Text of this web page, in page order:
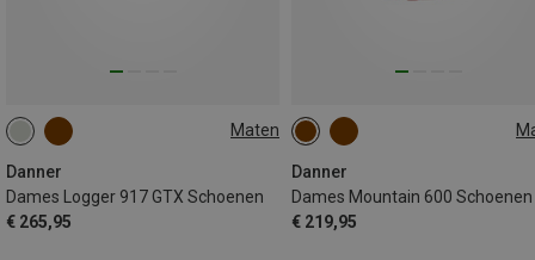
Maten
Danner
Dames Logger 917 GTX Schoenen
€ 265,95
Danner
Dames Mountain 600 Schoenen
€ 219,95
38 38.5
40.5